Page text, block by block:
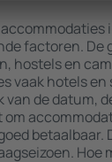
factoren. De
hostels en
vaak hotels
van de datum,
om
Hoe